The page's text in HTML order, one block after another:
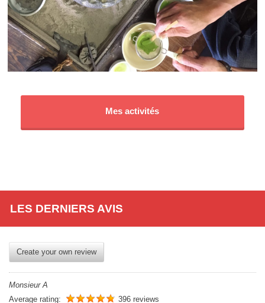
Mes activités
LES DERNIERS AVIS
Create your own review
Monsieur A
Average rating:
396 reviews